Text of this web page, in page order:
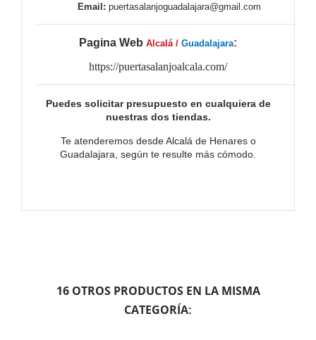
Email: puertasalanjoguadalajara@gmail.com
Pagina Web Alcalá / Guadalajara:
https://puertasalanjoalcala.com/
Puedes solicitar presupuesto en cualquiera de
nuestras dos tiendas.
Te atenderemos desde Alcalá de Henares o
Guadalajara, según te resulte más cómodo.
16 OTROS PRODUCTOS EN LA MISMA
CATEGORÍA: